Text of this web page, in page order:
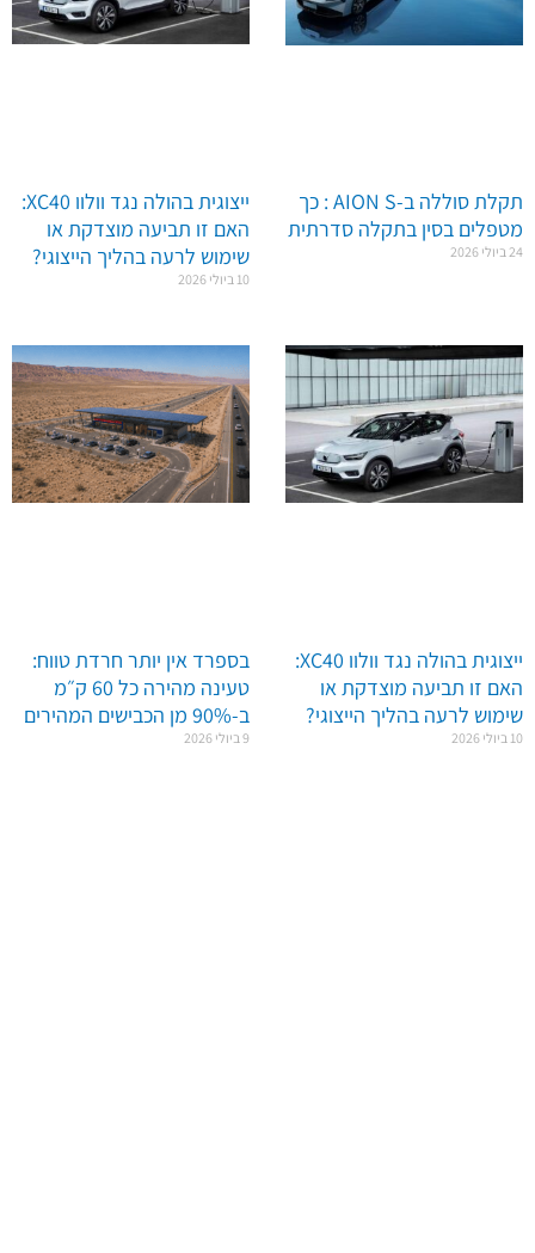
תקלת סוללה ב-AION S : כך
מטפלים בסין בתקלה סדרתית
24 ביולי 2026
ייצוגית בהולה נגד וולוו XC40:
האם זו תביעה מוצדקת או
שימוש לרעה בהליך הייצוגי?
10 ביולי 2026
ייצוגית בהולה נגד וולוו XC40:
האם זו תביעה מוצדקת או
שימוש לרעה בהליך הייצוגי?
10 ביולי 2026
בספרד אין יותר חרדת טווח:
טעינה מהירה כל 60 ק״מ
ב-90% מן הכבישים המהירים
9 ביולי 2026